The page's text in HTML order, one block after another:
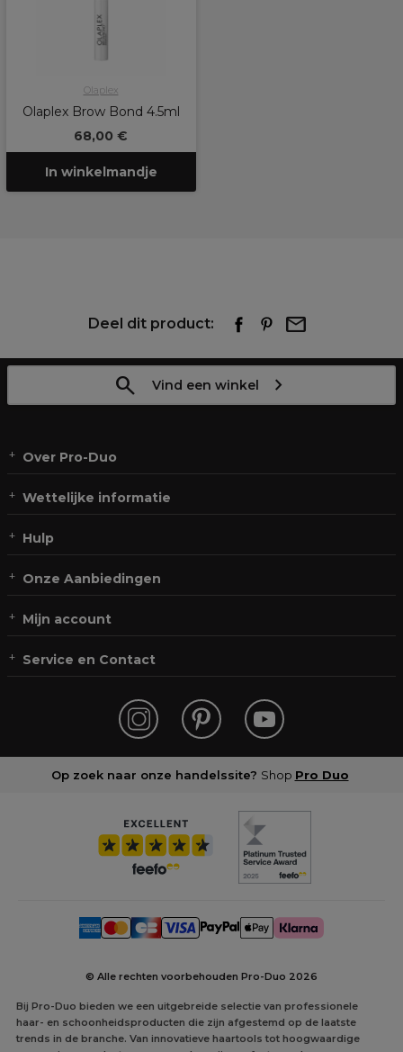
Olaplex
Olaplex Brow Bond 4.5ml
68,00 €
In winkelmandje
Deel dit product:
Vind een winkel
Over Pro-Duo
Wettelijke informatie
Hulp
Onze Aanbiedingen
Mijn account
Service en Contact
Op zoek naar onze handelssite? Shop Pro Duo
© Alle rechten voorbehouden Pro-Duo 2026
Bij Pro-Duo bieden we een uitgebreide selectie van professionele
haar- en schoonheidsproducten die zijn afgestemd op de laatste
trends in de branche. Van innovatieve haartools tot hoogwaardige